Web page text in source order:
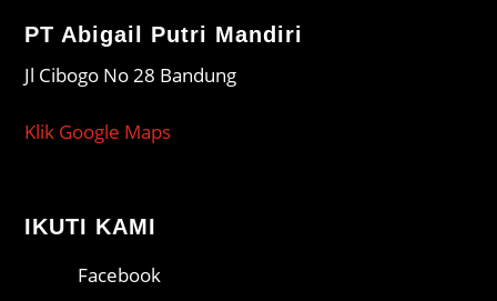
PT Abigail Putri Mandiri
Jl Cibogo No 28 Bandung
Klik Google Maps
IKUTI KAMI
Facebook